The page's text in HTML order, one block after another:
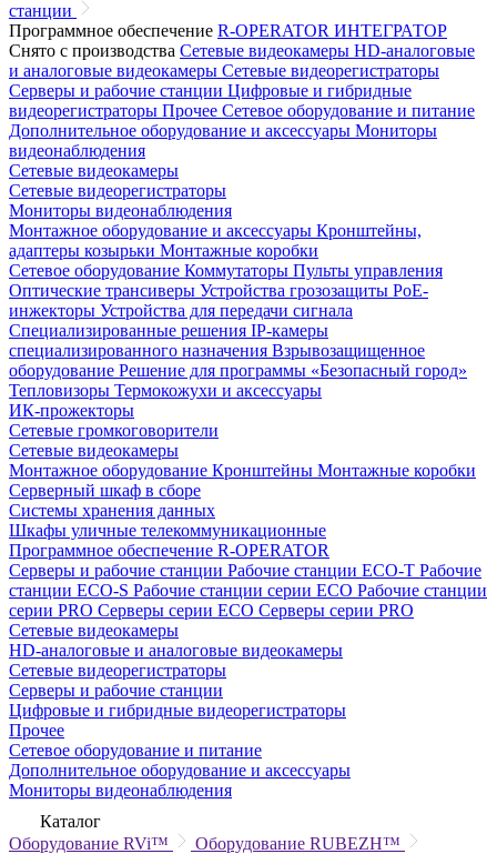
станции
Программное обеспечение R-OPERATOR ИНТЕГРАТОР
Снято с производства Сетевые видеокамеры HD-аналоговые
и аналоговые видеокамеры Сетевые видеорегистраторы
Серверы и рабочие станции Цифровые и гибридные
видеорегистраторы Прочее Сетевое оборудование и питание
Дополнительное оборудование и аксессуары Мониторы
видеонаблюдения
Сетевые видеокамеры
Сетевые видеорегистраторы
Мониторы видеонаблюдения
Монтажное оборудование и аксессуары Кронштейны,
адаптеры козырьки Монтажные коробки
Сетевое оборудование Коммутаторы Пульты управления
Оптические трансиверы Устройства грозозащиты PoE-
инжекторы Устройства для передачи сигнала
Специализированные решения IP-камеры
специализированного назначения Взрывозащищенное
оборудование Решение для программы «Безопасный город»
Тепловизоры Термокожухи и аксессуары
ИК-прожекторы
Сетевые громкоговорители
Сетевые видеокамеры
Монтажное оборудование Кронштейны Монтажные коробки
Серверный шкаф в сборе
Системы хранения данных
Шкафы уличные телекоммуникационные
Программное обеспечение R-OPERATOR
Серверы и рабочие станции Рабочие станции ECO-T Рабочие
станции ECO-S Рабочие станции серии ECO Рабочие станции
серии PRO Серверы серии ECO Серверы серии PRO
Сетевые видеокамеры
HD-аналоговые и аналоговые видеокамеры
Сетевые видеорегистраторы
Серверы и рабочие станции
Цифровые и гибридные видеорегистраторы
Прочее
Сетевое оборудование и питание
Дополнительное оборудование и аксессуары
Мониторы видеонаблюдения
Каталог
Оборудование RVi™
Оборудование RUBEZH™